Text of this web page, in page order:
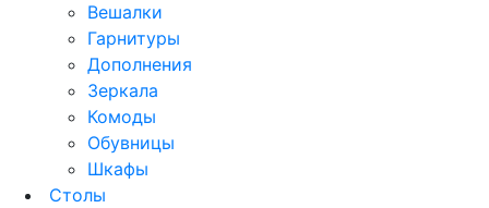
Вешалки
Гарнитуры
Дополнения
Зеркала
Комоды
Обувницы
Шкафы
Столы